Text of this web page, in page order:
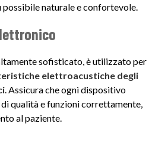
possibile naturale e confortevole.
sofisticato, è utilizzato per
elettroacustiche degli
. Assicura che ogni dispositivo
qualità e funzioni correttamente,
al paziente.